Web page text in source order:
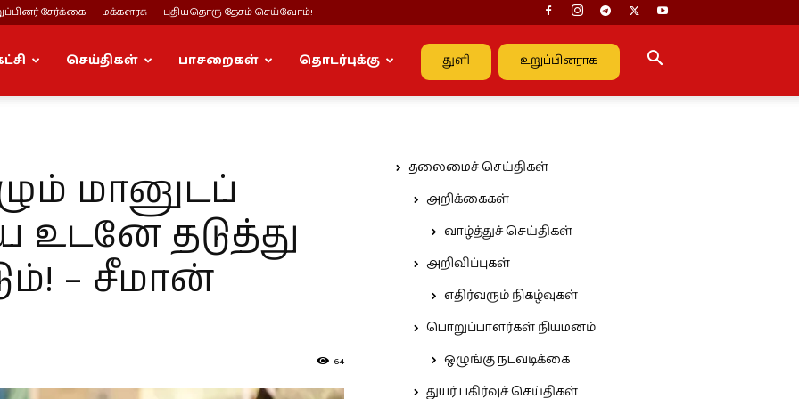
சேர்க்கை மக்களரசு புதியதொரு தேசம் செய்வோம்!
துளி உறுப்பினராக
செய்திகள் பாசறைகள் தொடர்புக்கு
மானுடப்
தடுத்து
– சீமான்
64
தலைமைச் செய்திகள்
அறிக்கைகள்
வாழ்த்துச் செய்திகள்
அறிவிப்புகள்
எதிர்வரும் நிகழ்வுகள்
பொறுப்பாளர்கள் நியமனம்
ஒழுங்கு நடவடிக்கை
துயர் பகிர்வுச் செய்திகள்